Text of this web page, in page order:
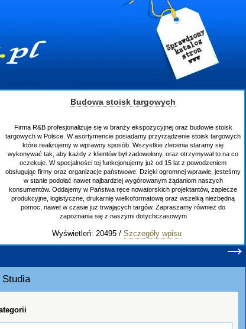
Budowa stoisk targowych
Firma R&B profesjonalizuje się w branży ekspozycyjnej oraz budowie stoisk
targowych w Polsce. W asortymencie posiadamy przyrządzenie stoisk targowych
które realizujemy w wprawny sposób. Wszystkie zlecenia staramy się
wykonywać tak, aby każdy z klientów był zadowolony, oraz otrzymywał to na co
oczekuje. W specjalności tej funkcjonujemy już od 15 lat z powodzeniem
obsługując firmy oraz organizacje państwowe. Dzięki ogromnej wprawie, jesteśmy
w stanie podołać nawet najbardziej wygórowanym żądaniom naszych
konsumentów. Oddajemy w Państwa ręce nowatorskich projektantów, zaplecze
produkcyjne, logistyczne, drukarnię wielkoformatową oraz wszelką niezbędną
pomoc, nawet w czasie już trwających targów. Zapraszamy również do
zapoznania się z naszymi dotychczasowym
Wyświetleń: 20495 / Szczegóły wpisu
→
Studia